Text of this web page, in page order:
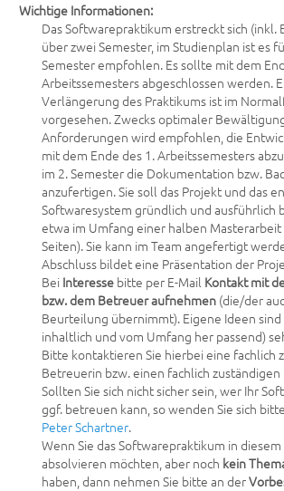
Wichtige Informationen:
Das Softwarepraktikum erstreckt sich (inkl.
über zwei Semester, im Studienplan ist es
Semester empfohlen. Es sollte mit dem
Arbeitssemesters abgeschlossen werden.
Verlängerung des Praktikums ist im
vorgesehen. Zwecks optimaler
Anforderungen wird empfohlen, die
mit dem Ende des 1. Arbeitssemesters
im 2. Semester die Dokumentation bzw.
anzufertigen. Sie soll das Projekt und das
Softwaresystem gründlich und ausführlich
etwa im Umfang einer halben Masterarbeit
Seiten). Sie kann im Team angefertigt
Abschluss bildet eine Präsentation der
Bei Interesse bitte per E-Mail Kontakt mit
bzw. dem Betreuer aufnehmen (die/der
Beurteilung übernimmt). Eigene Ideen
inhaltlich und vom Umfang her passend)
Bitte kontaktieren Sie hierbei eine fachlich
Betreuerin bzw. einen fachlich
Sollten Sie sich nicht sicher sein, wer Ihr
ggf. betreuen kann, so wenden Sie sich
Peter Schartner.
Wenn Sie das Softwarepraktikum in
absolvieren möchten, aber noch kein
haben, dann nehmen Sie bitte an der